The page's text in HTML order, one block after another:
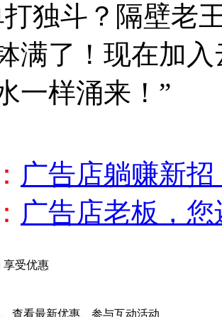
打独斗？隔壁老
满了！现在加
一样涌来！”
广告店躺赚新
广告店老板，
享受优惠
查看最新优惠、参与互动活动